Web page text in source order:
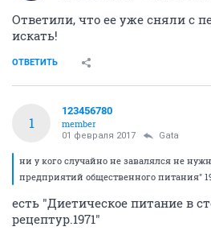
Ответили, что ее уже сняли с
искать!
ОТВЕТИТЬ
1
123456780
member
01 февраля 2017 Gata
ни у кого случайно не завалялся не
предприятий общественного питания"
есть "Диетическое питание в
рецептур.1971"